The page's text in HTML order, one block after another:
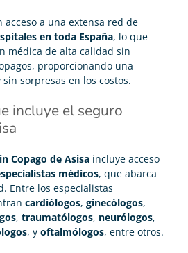
acceso a una extensa red de
en toda España, lo que
médica de alta calidad sin
proporcionando una
sorpresas en los costos.
incluye el seguro
Copago de Asisa incluye acceso
médicos, que abarca
Entre los especialistas
cardiólogos, ginecólogos,
, traumatólogos, neurólogos,
, y oftalmólogos, entre otros.